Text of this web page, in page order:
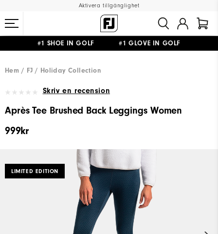
Aktivera tillgänglighet
#1 SHOE IN GOLF #1 GLOVE IN GOLF
Hem
FJ Holiday Collection
Skriv en recension
Après Tee Brushed Back Leggings Women
999kr
LIMITED EDITION